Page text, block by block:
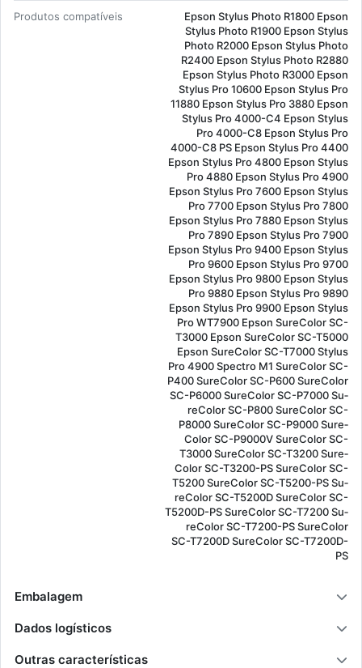
Pro­dutos com­pa­tí­veis
Epson Stylus Photo R1800 Epson
Stylus Photo R1900 Epson Stylus
Photo R2000 Epson Stylus Photo
R2400 Epson Stylus Photo R2880
Epson Stylus Photo R3000 Epson
Stylus Pro 10600 Epson Stylus Pro
11880 Epson Stylus Pro 3880 Epson
Stylus Pro 4000-C4 Epson Stylus
Pro 4000-C8 Epson Stylus Pro
4000-C8 PS Epson Stylus Pro 4400
Epson Stylus Pro 4800 Epson Stylus
Pro 4880 Epson Stylus Pro 4900
Epson Stylus Pro 7600 Epson Stylus
Pro 7700 Epson Stylus Pro 7800
Epson Stylus Pro 7880 Epson Stylus
Pro 7890 Epson Stylus Pro 7900
Epson Stylus Pro 9400 Epson Stylus
Pro 9600 Epson Stylus Pro 9700
Epson Stylus Pro 9800 Epson Stylus
Pro 9880 Epson Stylus Pro 9890
Epson Stylus Pro 9900 Epson Stylus
Pro WT7900 Epson Su­re­Color SC-
T3000 Epson Su­re­Color SC-T5000
Epson Su­re­Color SC-T7000 Stylus
Pro 4900 Spectro M1 Su­re­Color SC-
P400 Su­re­Color SC-P600 Su­re­Color
SC-P6000 Su­re­Color SC-P7000 Su­
re­Color SC-P800 Su­re­Color SC-
P8000 Su­re­Color SC-P9000 Su­re­
Color SC-P9000V Su­re­Color SC-
T3000 Su­re­Color SC-T3200 Su­re­
Color SC-T3200-PS Su­re­Color SC-
T5200 Su­re­Color SC-T5200-PS Su­
re­Color SC-T5200D Su­re­Color SC-
T5200D-PS Su­re­Color SC-T7200 Su­
re­Color SC-T7200-PS Su­re­Color
SC-T7200D Su­re­Color SC-T7200D-
PS
Embalagem
Dados logísticos
Outras características